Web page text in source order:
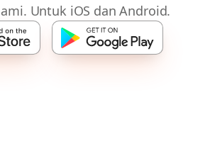
Untuk iOS dan Android.